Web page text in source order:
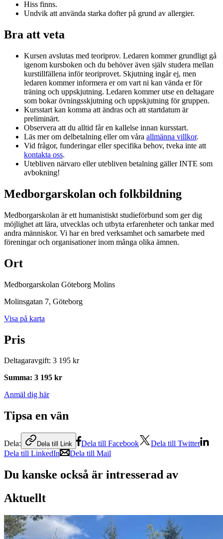
Hiss finns.
Undvik att använda starka dofter på grund av allergier.
Bra att veta
Kursen avslutas med teoriprov. Ledaren kommer grundligt gå
igenom kursboken och du behöver även själv studera mellan
kurstillfällena inför teoriprovet. Skjutning ingår ej, men
ledaren kommer informera er om vart ni kan vända er för
träning och uppskjutning. Ledaren kommer utse en deltagare
som bokar övningsskjutning och uppskjutning för gruppen.
Kursstart kan komma att ändras och att startdatum är
preliminärt.
Observera att du alltid får en kallelse innan kursstart.
Läs mer om delbetalning eller om våra allmänna villkor.
Vid frågor, funderingar eller specifika behov, tveka inte att
kontakta oss.
Utebliven närvaro eller utebliven betalning gäller INTE som
avbokning!
Medborgarskolan och folkbildning
Medborgarskolan är ett humanistiskt studieförbund som ger dig
möjlighet att lära, utvecklas och utbyta erfarenheter och tankar med
andra människor. Vi har en bred verksamhet och samarbete med
föreningar och organisationer inom många olika ämnen.
Ort
Medborgarskolan Göteborg Molins
Molinsgatan 7, Göteborg
Visa på karta
Pris
Deltagaravgift: 3 195 kr
Summa: 3 195 kr
Anmäl dig här
Tipsa en vän
Dela: Dela till Link Dela till Facebook
Dela till Twitter
Dela till LinkedIn
Dela till Mail
Du kanske också är intresserad av
Aktuellt